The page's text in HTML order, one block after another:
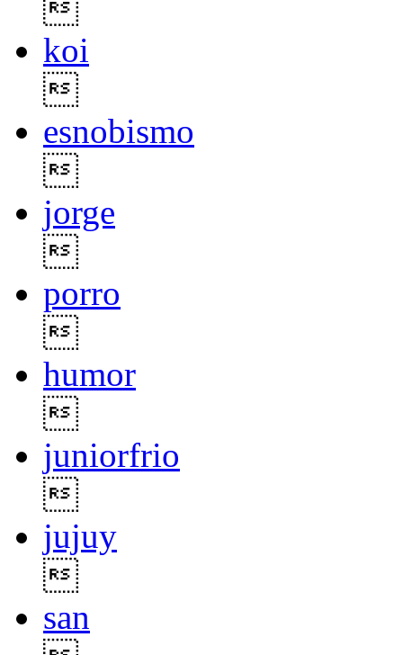
koi
esnobismo
jorge
porro
humor
juniorfrio
jujuy
san